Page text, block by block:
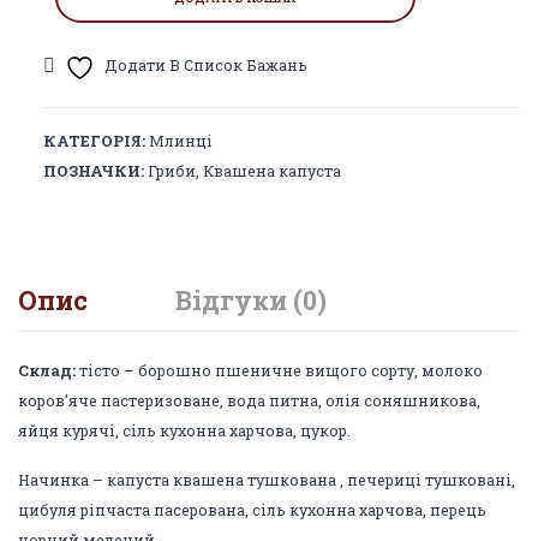
капустою
та
грибами
кількість
Додати В Список Бажань
КАТЕГОРІЯ:Млинці
ПОЗНАЧКИ:Гриби, Квашена капуста
Опис Відгуки (0)
Склад:тісто – борошно пшеничне вищого сорту, молоко
коров’яче пастеризоване, вода питна, олія соняшникова,
яйця курячі, сіль кухонна харчова, цукор.
Начинка – капуста квашена тушкована , печериці тушковані,
цибуля ріпчаста пасерована, сіль кухонна харчова, перець